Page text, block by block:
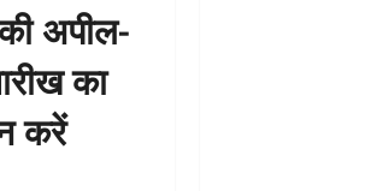
अपील-
का
करें